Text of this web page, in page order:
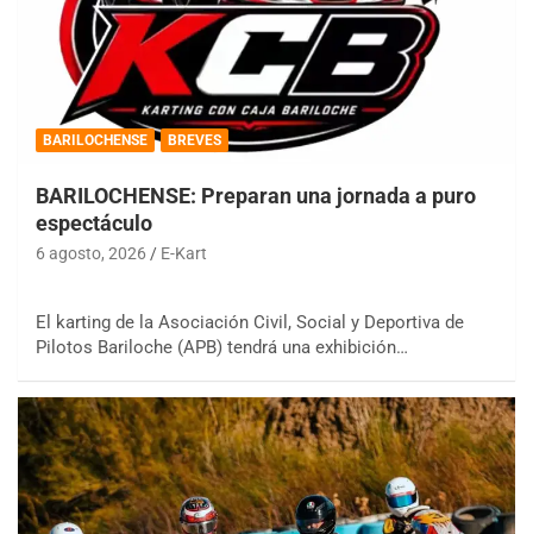
BARILOCHENSE BREVES
BARILOCHENSE: Preparan una jornada a puro
espectáculo
6 agosto, 2026 E-Kart
El karting de la Asociación Civil, Social y Deportiva de
Pilotos Bariloche (APB) tendrá una exhibición…